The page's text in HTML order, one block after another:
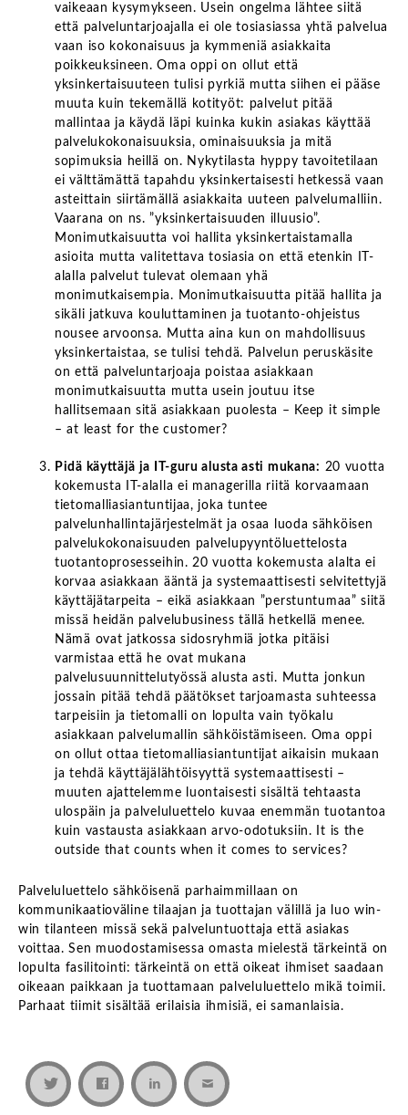
vaikeaan kysymykseen. Usein ongelma lähtee siitä
että palveluntarjoajalla ei ole tosiasiassa yhtä palvelua
vaan iso kokonaisuus ja kymmeniä asiakkaita
poikkeuksineen. Oma oppi on ollut että
yksinkertaisuuteen tulisi pyrkiä mutta siihen ei pääse
muuta kuin tekemällä kotityöt: palvelut pitää
mallintaa ja käydä läpi kuinka kukin asiakas käyttää
palvelukokonaisuuksia, ominaisuuksia ja mitä
sopimuksia heillä on. Nykytilasta hyppy tavoitetilaan
ei välttämättä tapahdu yksinkertaisesti hetkessä vaan
asteittain siirtämällä asiakkaita uuteen palvelumalliin.
Vaarana on ns. ”yksinkertaisuuden illuusio”.
Monimutkaisuutta voi hallita yksinkertaistamalla
asioita mutta valitettava tosiasia on että etenkin IT-
alalla palvelut tulevat olemaan yhä
monimutkaisempia. Monimutkaisuutta pitää hallita ja
sikäli jatkuva kouluttaminen ja tuotanto-ohjeistus
nousee arvoonsa. Mutta aina kun on mahdollisuus
yksinkertaistaa, se tulisi tehdä. Palvelun peruskäsite
on että palveluntarjoaja poistaa asiakkaan
monimutkaisuutta mutta usein joutuu itse
hallitsemaan sitä asiakkaan puolesta – Keep it simple
– at least for the customer?
Pidä käyttäjä ja IT-guru alusta asti mukana: 20 vuotta
kokemusta IT-alalla ei managerilla riitä korvaamaan
tietomalliasiantuntijaa, joka tuntee
palvelunhallintajärjestelmät ja osaa luoda sähköisen
palvelukokonaisuuden palvelupyyntöluettelosta
tuotantoprosesseihin. 20 vuotta kokemusta alalta ei
korvaa asiakkaan ääntä ja systemaattisesti selvitettyjä
käyttäjätarpeita – eikä asiakkaan ”perstuntumaa” siitä
missä heidän palvelubusiness tällä hetkellä menee.
Nämä ovat jatkossa sidosryhmiä jotka pitäisi
varmistaa että he ovat mukana
palvelusuunnittelutyössä alusta asti. Mutta jonkun
jossain pitää tehdä päätökset tarjoamasta suhteessa
tarpeisiin ja tietomalli on lopulta vain työkalu
asiakkaan palvelumallin sähköistämiseen. Oma oppi
on ollut ottaa tietomalliasiantuntijat aikaisin mukaan
ja tehdä käyttäjälähtöisyyttä systemaattisesti –
muuten ajattelemme luontaisesti sisältä tehtaasta
ulospäin ja palveluluettelo kuvaa enemmän tuotantoa
kuin vastausta asiakkaan arvo-odotuksiin. It is the
outside that counts when it comes to services?
Palveluluettelo sähköisenä parhaimmillaan on
kommunikaatioväline tilaajan ja tuottajan välillä ja luo win-
win tilanteen missä sekä palveluntuottaja että asiakas
voittaa. Sen muodostamisessa omasta mielestä tärkeintä on
lopulta fasilitointi: tärkeintä on että oikeat ihmiset saadaan
oikeaan paikkaan ja tuottamaan palveluluettelo mikä toimii.
Parhaat tiimit sisältää erilaisia ihmisiä, ei samanlaisia.